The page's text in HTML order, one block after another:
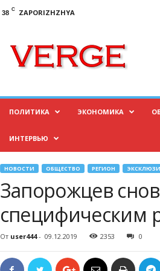
38 C
ZAPORIZHZHYA
ПОЛИТИКА ЭКОНОМИКА
ИНТЕРВЬЮ
НОВОСТИ ОБЩЕСТВО РЕГИОН
Запорожцев
специфическим
От user444- 09.12.2019 2353 0